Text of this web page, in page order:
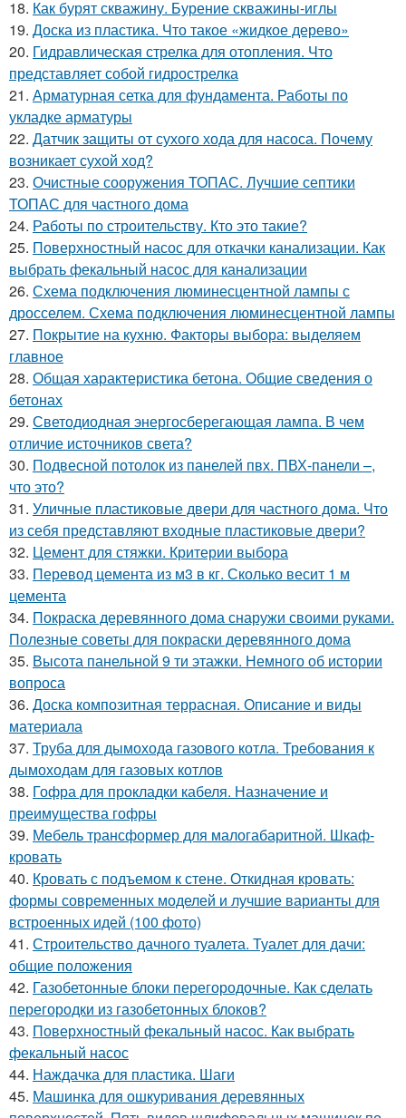
18. Как бурят скважину. Бурение скважины-иглы
19. Доска из пластика. Что такое «жидкое дерево»
20. Гидравлическая стрелка для отопления. Что
представляет собой гидрострелка
21. Арматурная сетка для фундамента. Работы по
укладке арматуры
22. Датчик защиты от сухого хода для насоса. Почему
возникает сухой ход?
23. Очистные сооружения ТОПАС. Лучшие септики
ТОПАС для частного дома
24. Работы по строительству. Кто это такие?
25. Поверхностный насос для откачки канализации. Как
выбрать фекальный насос для канализации
26. Схема подключения люминесцентной лампы с
дросселем. Схема подключения люминесцентной лампы
27. Покрытие на кухню. Факторы выбора: выделяем
главное
28. Общая характеристика бетона. Общие сведения о
бетонах
29. Светодиодная энергосберегающая лампа. В чем
отличие источников света?
30. Подвесной потолок из панелей пвх. ПВХ-панели –,
что это?
31. Уличные пластиковые двери для частного дома. Что
из себя представляют входные пластиковые двери?
32. Цемент для стяжки. Критерии выбора
33. Перевод цемента из м3 в кг. Сколько весит 1 м
цемента
34. Покраска деревянного дома снаружи своими руками.
Полезные советы для покраски деревянного дома
35. Высота панельной 9 ти этажки. Немного об истории
вопроса
36. Доска композитная террасная. Описание и виды
материала
37. Труба для дымохода газового котла. Требования к
дымоходам для газовых котлов
38. Гофра для прокладки кабеля. Назначение и
преимущества гофры
39. Мебель трансформер для малогабаритной. Шкаф-
кровать
40. Кровать с подъемом к стене. Откидная кровать:
формы современных моделей и лучшие варианты для
встроенных идей (100 фото)
41. Строительство дачного туалета. Туалет для дачи:
общие положения
42. Газобетонные блоки перегородочные. Как сделать
перегородки из газобетонных блоков?
43. Поверхностный фекальный насос. Как выбрать
фекальный насос
44. Наждачка для пластика. Шаги
45. Машинка для ошкуривания деревянных